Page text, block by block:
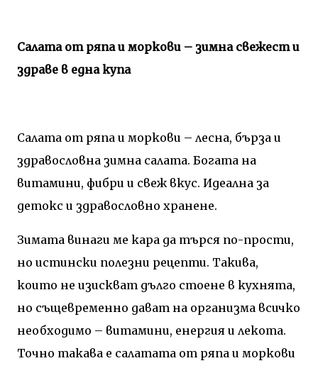
Салата от ряпа и моркови – зимна свежест и
здраве в една купа
Салата от ряпа и моркови – лесна, бърза и
здравословна зимна салата. Богата на
витамини, фибри и свеж вкус. Идеална за
детокс и здравословно хранене.
Зимата винаги ме кара да търся по-прости,
но истински полезни рецепти. Такива,
които не изискват дълго стоене в кухнята,
но същевременно дават на организма всичко
необходимо – витамини, енергия и лекота.
Точно такава е салатата от ряпа и моркови